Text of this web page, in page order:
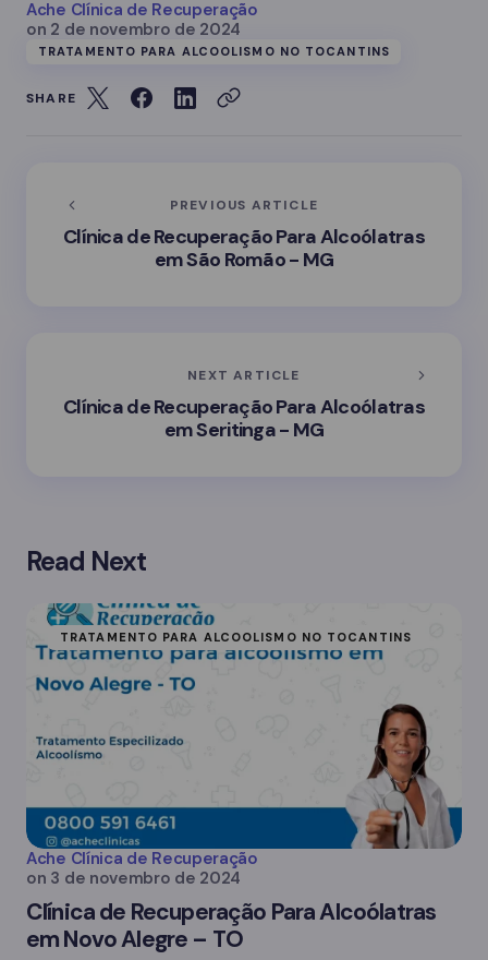
Ache Clínica de Recuperação
on 2 de novembro de 2024
TRATAMENTO PARA ALCOOLISMO NO TOCANTINS
SHARE
PREVIOUS ARTICLE
Clínica de Recuperação Para Alcoólatras
em São Romão - MG
NEXT ARTICLE
Clínica de Recuperação Para Alcoólatras
em Seritinga - MG
Read Next
TRATAMENTO PARA ALCOOLISMO NO TOCANTINS
Ache Clínica de Recuperação
on 3 de novembro de 2024
Clínica de Recuperação Para Alcoólatras
em Novo Alegre – TO